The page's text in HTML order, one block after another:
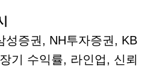
성증권, NH투자증권, KB
기 수익률, 라인업, 신뢰